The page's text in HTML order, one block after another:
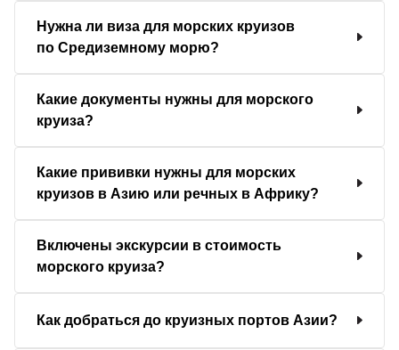
Нужна ли виза для морских круизов
по Средиземному морю?
Какие документы нужны для морского
круиза?
Какие прививки нужны для морских
круизов в Азию или речных в Африку?
Включены экскурсии в стоимость
морского круиза?
Как добраться до круизных портов Азии?